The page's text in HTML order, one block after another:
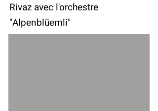
Rivaz avec l'orchestre
"Alpenblüemli"